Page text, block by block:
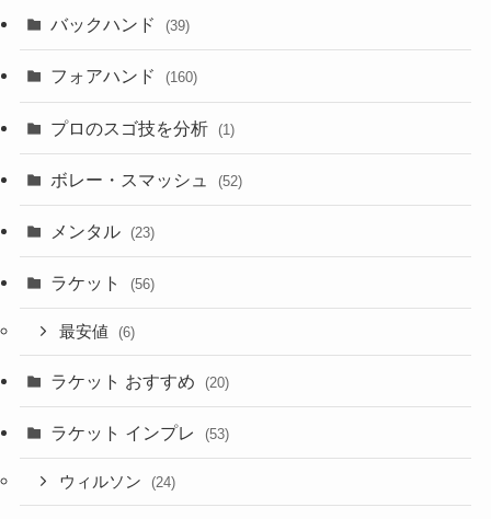
バックハンド (39)
フォアハンド (160)
プロのスゴ技を分析 (1)
ボレー・スマッシュ (52)
メンタル (23)
ラケット (56)
最安値 (6)
ラケット おすすめ (20)
ラケット インプレ (53)
ウィルソン (24)